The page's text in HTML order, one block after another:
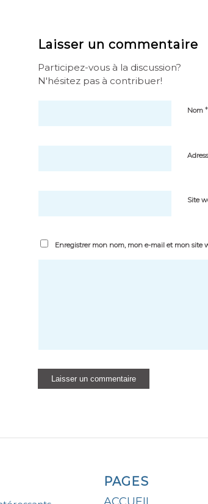
Laisser un commentaire
Participez-vous à la discussion?
N'hésitez pas à contribuer!
Nom *
Site
Enregistrer mon nom, mon e-mail et mon site
PAGES